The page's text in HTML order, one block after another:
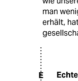
man
erhält,
E